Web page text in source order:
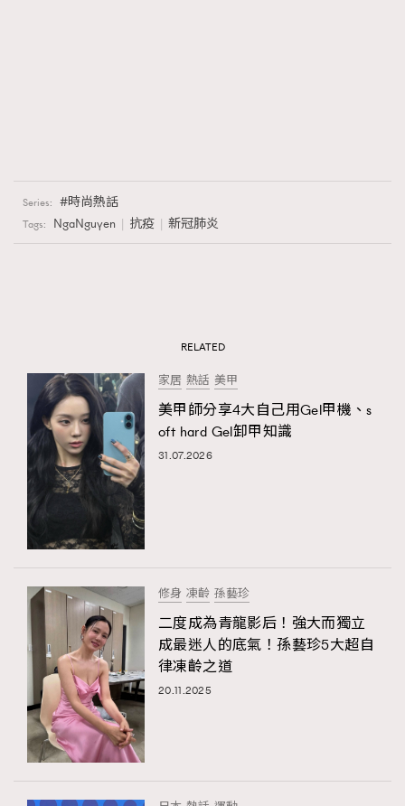
Series: 時尚熱話
Tags: NgaNguyen 抗疫 新冠肺炎
RELATED
家居 熱話 美甲
美甲師分享4大自己用Gel甲機、s
oft hard Gel卸甲知識
31.07.2026
修身 凍齡 孫藝珍
二度成為青龍影后！強大而獨立
成最迷人的底氣！孫藝珍5大超自
律凍齡之道
20.11.2025